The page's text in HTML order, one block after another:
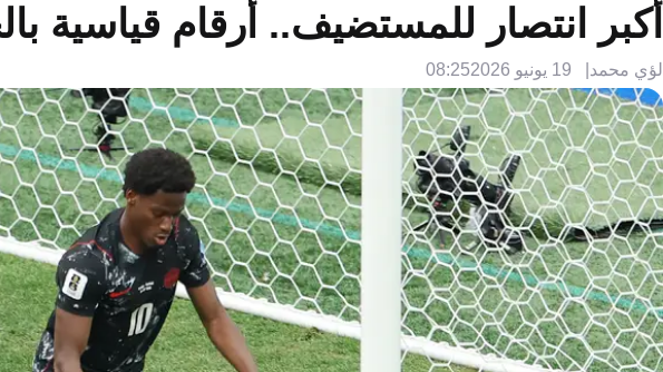
أكبر انتصار للمستضيف.. أرقام قياسية
لؤي محمد 19 يونيو 2026 08:25